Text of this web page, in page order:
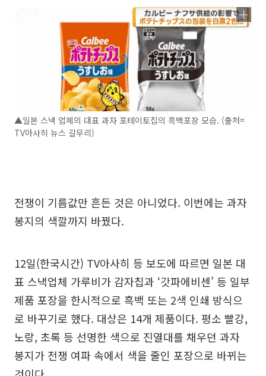
▲일본 스낵 업체의 대표 과자 포테이토칩의 흑백포장 모습. (출처=
TV아사히 뉴스 갈무리)
전쟁이 기름값만 흔든 것은 아니었다. 이번에는 과자
봉지의 색깔까지 바꿨다.
12일(한국시간) TV아사히 등 보도에 따르면 일본 대
표 스낵업체 가루비가 감자칩과 ‘갓파에비센’ 등 일부
제품 포장을 한시적으로 흑백 또는 2색 인쇄 방식으
로 바꾸기로 했다. 대상은 14개 제품이다. 평소 빨강,
노랑, 초록 등 선명한 색으로 진열대를 채우던 과자
봉지가 전쟁 여파 속에서 색을 줄인 포장으로 바뀌는